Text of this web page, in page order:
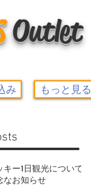
Outlet
み もっと見る
キー1日観光について-
なお知らせ